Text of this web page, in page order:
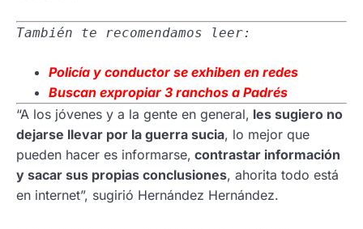
También te recomendamos leer:
Policía y conductor se exhiben en redes
Buscan expropiar 3 ranchos a Padrés
“A los jóvenes y a la gente en general, les sugiero no
dejarse llevar por la guerra sucia, lo mejor que
pueden hacer es informarse, contrastar información
y sacar sus propias conclusiones, ahorita todo está
en internet”, sugirió Hernández Hernández.